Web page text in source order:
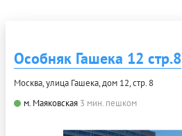
Особняк Гашека 12 стр.8
Москва, улица Гашека, дом 12, стр. 8
м. Маяковская 3 мин. пешком